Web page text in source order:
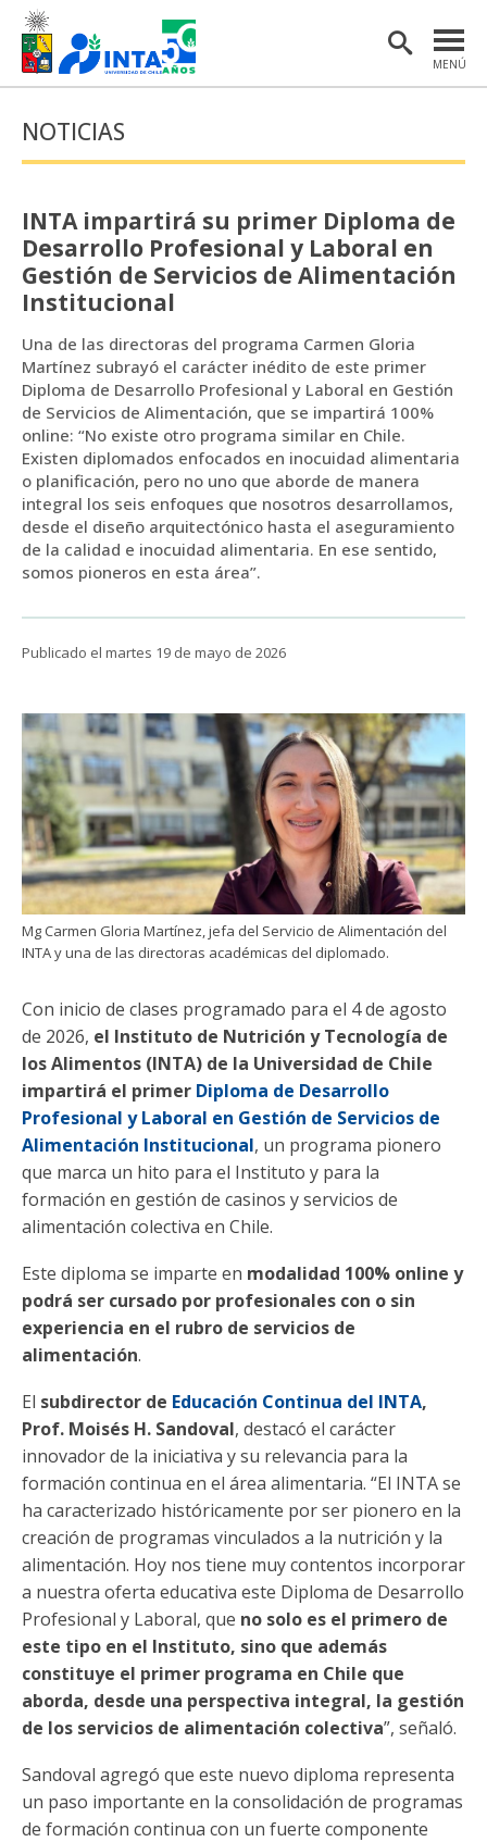
MENÚ
INSTITUTO
INVESTIGACIÓN
EXTENSIÓN Y COMUNICACIONES
MATERIAL DE INTERÉS
ENGLISH
Estudiantes
Académicas/os
Funcionarias/os
NOTICIAS
INTA impartirá su primer Diploma de
Desarrollo Profesional y Laboral en
Gestión de Servicios de Alimentación
Institucional
Una de las directoras del programa Carmen Gloria
Martínez subrayó el carácter inédito de este primer
Diploma de Desarrollo Profesional y Laboral en Gestión
de Servicios de Alimentación, que se impartirá 100%
online: “No existe otro programa similar en Chile.
Existen diplomados enfocados en inocuidad alimentaria
o planificación, pero no uno que aborde de manera
integral los seis enfoques que nosotros desarrollamos,
desde el diseño arquitectónico hasta el aseguramiento
de la calidad e inocuidad alimentaria. En ese sentido,
somos pioneros en esta área”.
Publicado el martes 19 de mayo de 2026
Mg Carmen Gloria Martínez, jefa del Servicio de Alimentación del
INTA y una de las directoras académicas del diplomado.
Con inicio de clases programado para el 4 de agosto
de 2026, el Instituto de Nutrición y Tecnología de
los Alimentos (INTA) de la Universidad de Chile
impartirá el primer Diploma de Desarrollo
Profesional y Laboral en Gestión de Servicios de
Alimentación Institucional, un programa pionero
que marca un hito para el Instituto y para la
formación en gestión de casinos y servicios de
alimentación colectiva en Chile.
Este diploma se imparte en modalidad 100% online y
podrá ser cursado por profesionales con o sin
experiencia en el rubro de servicios de
alimentación.
El subdirector de Educación Continua del INTA,
Prof. Moisés H. Sandoval, destacó el carácter
innovador de la iniciativa y su relevancia para la
formación continua en el área alimentaria. “El INTA se
ha caracterizado históricamente por ser pionero en la
creación de programas vinculados a la nutrición y la
alimentación. Hoy nos tiene muy contentos incorporar
a nuestra oferta educativa este Diploma de Desarrollo
Profesional y Laboral, que no solo es el primero de
este tipo en el Instituto, sino que además
constituye el primer programa en Chile que
aborda, desde una perspectiva integral, la gestión
de los servicios de alimentación colectiva”, señaló.
Sandoval agregó que este nuevo diploma representa
un paso importante en la consolidación de programas
de formación continua con un fuerte componente